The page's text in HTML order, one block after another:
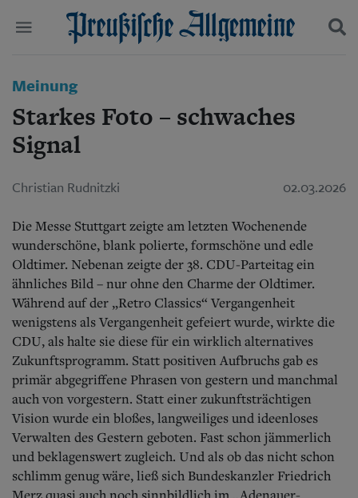
Start
Wer wir sind
Aktuelle Ausgabe
Abonnenten-Login
Abonnent werden
Abo Prämien
Archiv
Mediadaten
Wirtschaft
Pommern
Berlin-Brandenburg
Schlesien
Danzig und Westpreußen
Bücher
Kontakt
Suchen und finden
Meinung
Starkes Foto – schwaches
Signal
Christian Rudnitzki 02.03.2026
Die Messe Stuttgart zeigte am letzten Wochenende
wunderschöne, blank polierte, formschöne und edle
Oldtimer. Nebenan zeigte der 38. CDU-Parteitag ein
ähnliches Bild – nur ohne den Charme der Oldtimer.
Während auf der „Retro Classics“ Vergangenheit
wenigstens als Vergangenheit gefeiert wurde, wirkte die
CDU, als halte sie diese für ein wirklich alternatives
Zukunftsprogramm. Statt positiven Aufbruchs gab es
primär abgegriffene Phrasen von gestern und manchmal
auch von vorgestern. Statt einer zukunftsträchtigen
Vision wurde ein bloßes, langweiliges und ideenloses
Verwalten des Gestern geboten. Fast schon jämmerlich
und beklagenswert zugleich. Und als ob das nicht schon
schlimm genug wäre, ließ sich Bundeskanzler Friedrich